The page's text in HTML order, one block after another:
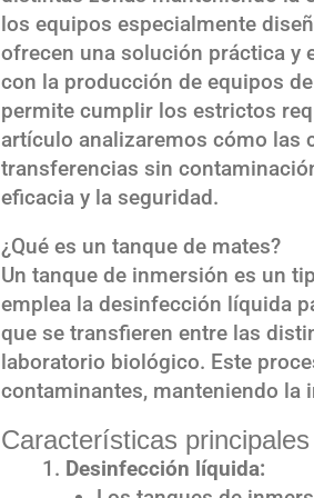
los equipos especialmente
ofrecen una solución práctica y
con la producción de equipos
permite cumplir los estrictos
artículo analizaremos cómo las
transferencias sin
eficacia y la seguridad.
¿Qué es un tanque de mates?
Un tanque de inmersión es un
emplea la desinfección líquida
que se transfieren entre las
laboratorio biológico. Este
contaminantes, manteniendo la
Características
Desinfección líquida: